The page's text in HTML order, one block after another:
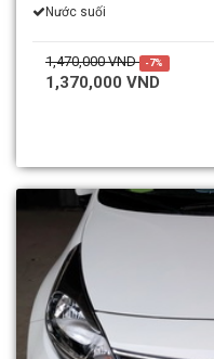
Nước suối
1,470,000 VND -7%
1,370,000 VND